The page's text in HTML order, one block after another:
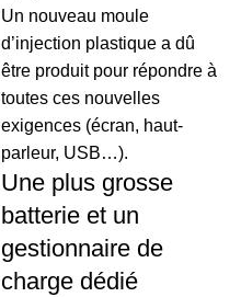
Un nouveau moule
d’injection plastique a dû
être produit pour répondre à
toutes ces nouvelles
exigences (écran, haut-
parleur, USB…).
Une plus grosse
batterie et un
gestionnaire de
charge dédié